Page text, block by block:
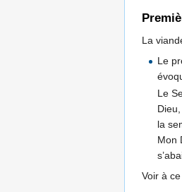
La
Le
Le
la
Mon
Voir à